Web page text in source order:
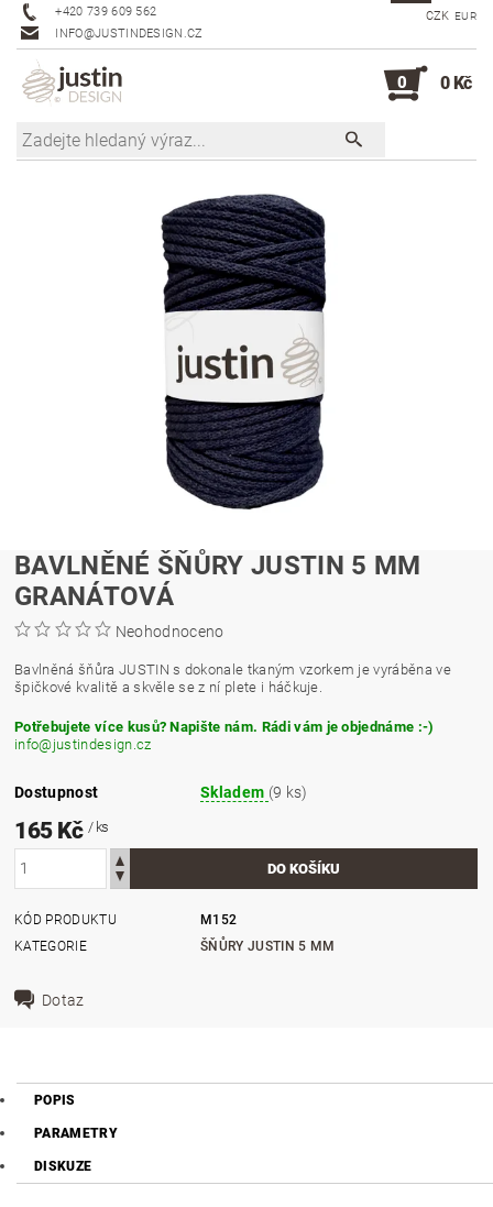
+420 739 609 562
INFO@JUSTINDESIGN.CZ
CZK EUR
0 0 Kč
BAVLNĚNÉ ŠŇŮRY JUSTIN 5 MM
GRANÁTOVÁ
Neohodnoceno
Bavlněná šňůra JUSTIN s dokonale tkaným vzorkem je vyráběna ve
špičkové kvalitě a skvěle se z ní plete i háčkuje.
Potřebujete více kusů? Napište nám. Rádi vám je objednáme :-)
info@justindesign.cz
Dostupnost Skladem (9 ks)
165 Kč / ks
KÓD PRODUKTU
M152
KATEGORIE
ŠŇŮRY JUSTIN 5 MM
Dotaz
POPIS
PARAMETRY
DISKUZE